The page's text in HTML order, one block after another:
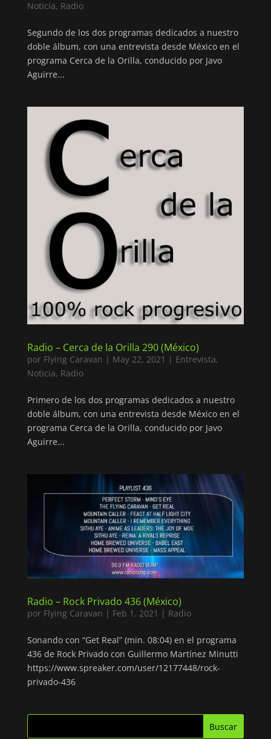
Noticia, Radio
Segundo de los dos programas dedicados a nuestro
doble álbum, con una entrevista desde México en el
programa Cerca de la Orilla, conducido por Javo
Aguirre...
Radio – Cerca de la Orilla 290 (México)
por Flying Caravan | May 22, 2021 | Entrevista,
Noticia, Radio
Primero de los dos programas dedicados a nuestro
doble álbum, con una entrevista desde México en el
programa Cerca de la Orilla, conducido por Javo
Aguirre...
Radio – Rock Privado 436 (México)
por Flying Caravan | Feb 1, 2021 | Radio
Sonando con “Get Real” (min. 08:04) en el programa
436 de Rock Privado con Guillermo Martínez Minutti
https://www.spreaker.com/user/12177448/rock-
privado-436